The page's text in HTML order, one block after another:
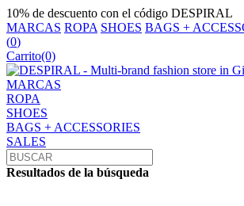
10% de descuento con el código DESPIRAL
MARCAS ROPA SHOES BAGS +
(0)
Carrito(0)
MARCAS
ROPA
SHOES
BAGS + ACCESSORIES
SALES
Resultados de la búsqueda